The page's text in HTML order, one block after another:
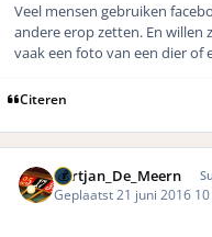
Veel mensen gebruiken
andere erop zetten. En willen
vaak een foto van een dier of
Citeren
Gertjan_De_Meern
Geplaatst 21 juni 2016